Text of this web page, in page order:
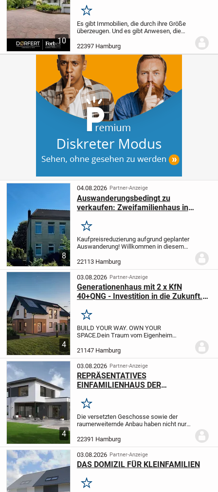
10
Merken
Es gibt Immobilien, die durch ihre Größe
überzeugen. Und es gibt Anwesen, die
außergewöhnliche Stadtvilla vereint
beides auf eindrucksvolle Weise.
Eingebettet...
22397 Hamburg
8
04.08.2026 Partner-Anzeige
Auswanderungsbedingt zu
verkaufen: Zweifamilienhaus in
zentrale Lage, ruhige Umgebung
Merken
Kaufpreisreduzierung aufgrund geplanter
Auswanderung! Willkommen in diesem
aus dem Jahr 1903, das durch seinen
einzigartigen Charakter und seine zentrale
Lage in...
22113 Hamburg
4
03.08.2026 Partner-Anzeige
Generationenhaus mit 2 x KfN
40+QNG - Investition in die Zukunft.
Merken
BUILD YOUR WAY. OWN YOUR
SPACE.Dein Traum vom Eigenheim
dorthin - einfach, erschwinglich,
zukunftssicher.THE RIGHT MATCH.
Finanzierung, Grundstück, Haus -...
21147 Hamburg
4
03.08.2026 Partner-Anzeige
REPRÄSENTATIVES
EINFAMILIENHAUS DER
Merken
Die versetzten Geschosse sowie der
raumerweiternde Anbau haben nicht nur
Innenraumgestaltung überzeugt Staffel
16 mit cleverer Planung. Der große
Eingangsberei...
22391 Hamburg
03.08.2026 Partner-Anzeige
DAS DOMIZIL FÜR KLEINFAMILIEN
Merken